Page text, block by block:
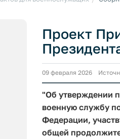
Проект
09 февраля 2026
"Об утверждении
военную службу
Федерации,
общей